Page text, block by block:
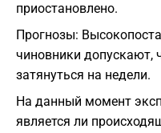
приостановлено.
Прогнозы:
чиновники допускают,
затянуться на недели.
На данный момент
является ли